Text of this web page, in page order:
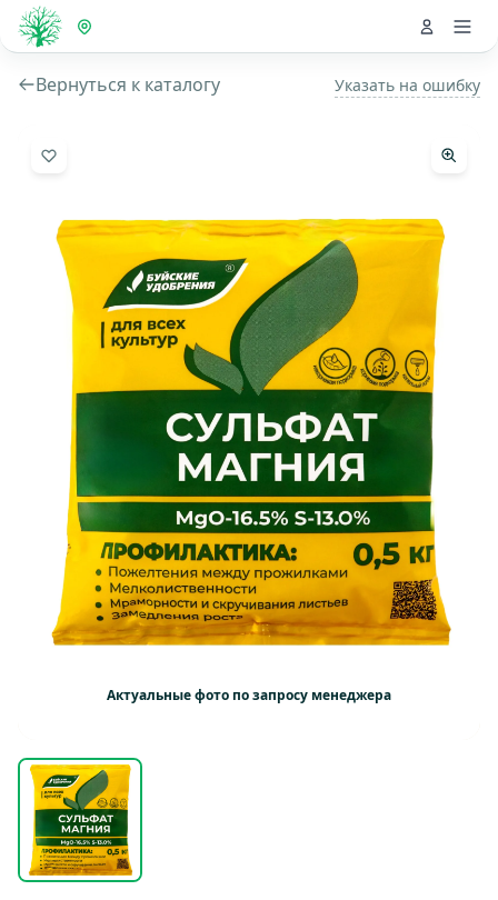
Вернуться к каталогу Указать на ошибку
Актуальные фото по запросу менеджера